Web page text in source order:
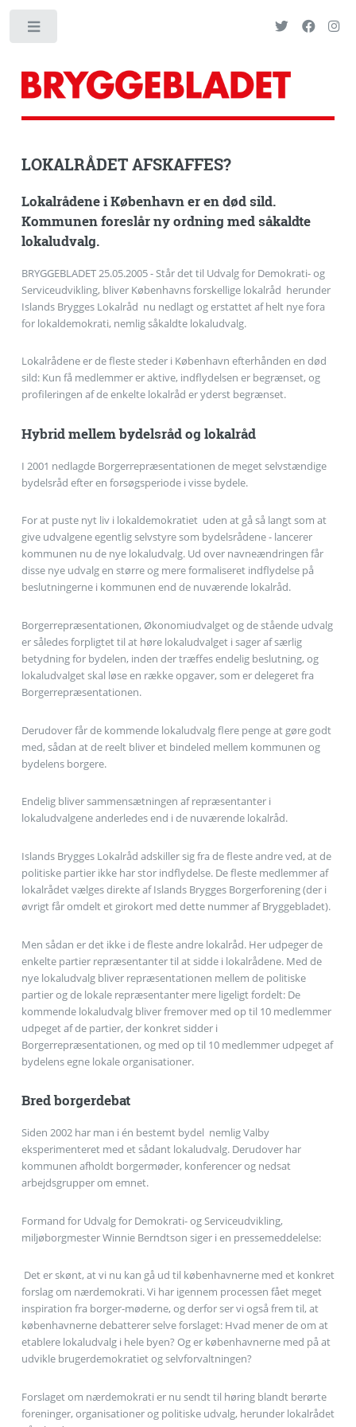
LOKALRÅDET AFSKAFFES?
Lokalrådene i København er en død sild.
Kommunen foreslår ny ordning med såkaldte
lokaludvalg.
BRYGGEBLADET 25.05.2005 - Står det til Udvalg for Demokrati- og
Serviceudvikling, bliver Københavns forskellige lokalråd  herunder
Islands Brygges Lokalråd  nu nedlagt og erstattet af helt nye fora
for lokaldemokrati, nemlig såkaldte lokaludvalg.
Lokalrådene er de fleste steder i København efterhånden en død
sild: Kun få medlemmer er aktive, indflydelsen er begrænset, og
profileringen af de enkelte lokalråd er yderst begrænset.
Hybrid mellem bydelsråd og lokalråd
I 2001 nedlagde Borgerrepræsentationen de meget selvstændige
bydelsråd efter en forsøgsperiode i visse bydele.
For at puste nyt liv i lokaldemokratiet  uden at gå så langt som at
give udvalgene egentlig selvstyre som bydelsrådene - lancerer
kommunen nu de nye lokaludvalg. Ud over navneændringen får
disse nye udvalg en større og mere formaliseret indflydelse på
beslutningerne i kommunen end de nuværende lokalråd.
Borgerrepræsentationen, Økonomiudvalget og de stående udvalg
er således forpligtet til at høre lokaludvalget i sager af særlig
betydning for bydelen, inden der træffes endelig beslutning, og
lokaludvalget skal løse en række opgaver, som er delegeret fra
Borgerrepræsentationen.
Derudover får de kommende lokaludvalg flere penge at gøre godt
med, sådan at de reelt bliver et bindeled mellem kommunen og
bydelens borgere.
Endelig bliver sammensætningen af repræsentanter i
lokaludvalgene anderledes end i de nuværende lokalråd.
Islands Brygges Lokalråd adskiller sig fra de fleste andre ved, at de
politiske partier ikke har stor indflydelse. De fleste medlemmer af
lokalrådet vælges direkte af Islands Brygges Borgerforening (der i
øvrigt får omdelt et girokort med dette nummer af Bryggebladet).
Men sådan er det ikke i de fleste andre lokalråd. Her udpeger de
enkelte partier repræsentanter til at sidde i lokalrådene. Med de
nye lokaludvalg bliver repræsentationen mellem de politiske
partier og de lokale repræsentanter mere ligeligt fordelt: De
kommende lokaludvalg bliver fremover med op til 10 medlemmer
udpeget af de partier, der konkret sidder i
Borgerrepræsentationen, og med op til 10 medlemmer udpeget af
bydelens egne lokale organisationer.
Bred borgerdebat
Siden 2002 har man i én bestemt bydel  nemlig Valby 
eksperimenteret med et sådant lokaludvalg. Derudover har
kommunen afholdt borgermøder, konferencer og nedsat
arbejdsgrupper om emnet.
Formand for Udvalg for Demokrati- og Serviceudvikling,
miljøborgmester Winnie Berndtson siger i en pressemeddelelse:
 Det er skønt, at vi nu kan gå ud til københavnerne med et konkret
forslag om nærdemokrati. Vi har igennem processen fået meget
inspiration fra borger-møderne, og derfor ser vi også frem til, at
københavnerne debatterer selve forslaget: Hvad mener de om at
etablere lokaludvalg i hele byen? Og er københavnerne med på at
udvikle brugerdemokratiet og selvforvaltningen?
Forslaget om nærdemokrati er nu sendt til høring blandt berørte
foreninger, organisationer og politiske udvalg, herunder lokalrådet